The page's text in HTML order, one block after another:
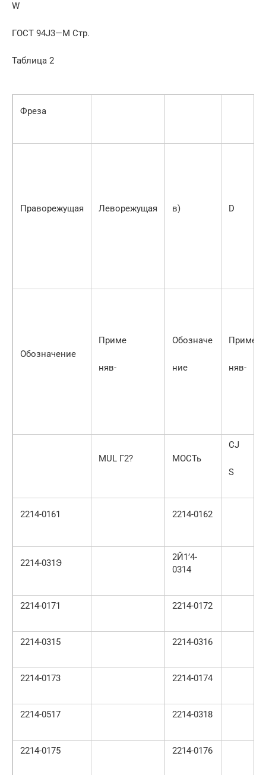
W
ГОСТ 94J3—М Стр.
Таблица 2
Фреза
Праворежущая Леворежущая в) D
Обозначение
Приме
няв-
Обозначе
ние
Приме
няв-
MUL Г2? МОСТь
CJ
S
2214-0161 2214-0162
2214-031Э
2Й1’4-
0314
2214-0171 2214-0172
2214-0315 2214-0316
2214-0173 2214-0174
2214-0517 2214-0318
2214-0175 2214-0176